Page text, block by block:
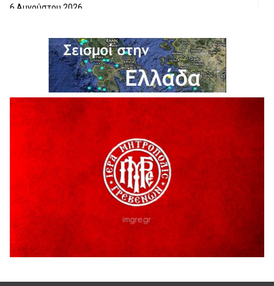
6 Αυγούστου 2026
5 Αυγούστου 2026
Ο ΑΝΔΡΕΑΣ ΑΣΛΑΝΙΔΗΣ ΣΥΝΕΧΙΖΕΙ ΣΤΟΝ ΠΡΩΤΕΑ
ΓΡΕΒΕΝΩΝ
5 Αυγούστου 2026
Ευχαριστήριο Εκπολιτιστικού Συλλόγου Ταξιάρχη προς κ.
Παρασχάκη Αθανάσιο
Διακοπή υδροδότησης του Α΄ κλάδου ύδρευσης
5 Αυγούστου 2026
Η Marseaux στα Γρεβενά για μια μοναδική συναυλία
Θερινό Σινεμά στο πλαίσιο του «Πολιτιστικού
Καλοκαιριού 2026» με την βραβευμένη ταινία «Μικρές
Ανάσες».